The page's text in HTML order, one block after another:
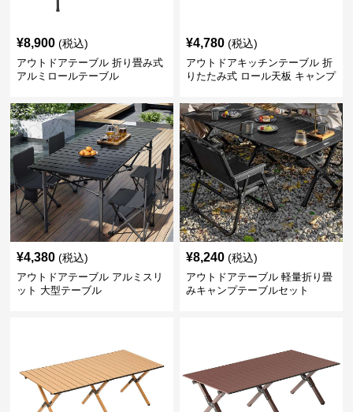
¥8,900 (税込)
アウトドアテーブル 折り畳み式
アルミロールテーブル
¥4,780 (税込)
アウトドアキッチンテーブル 折
りたたみ式 ロール天板 キャンプ
¥4,380 (税込)
アウトドアテーブル アルミスリ
ット 大型テーブル
¥8,240 (税込)
アウトドアテーブル 軽量折り畳
みキャンプテーブルセット